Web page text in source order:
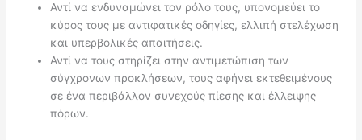
Αντί να ενδυναμώνει τον ρόλο τους, υπονομεύει το
κύρος τους με αντιφατικές οδηγίες, ελλιπή στελέχωση
και υπερβολικές απαιτήσεις.
Αντί να τους στηρίζει στην αντιμετώπιση των
σύγχρονων προκλήσεων, τους αφήνει εκτεθειμένους
σε ένα περιβάλλον συνεχούς πίεσης και έλλειψης
πόρων.